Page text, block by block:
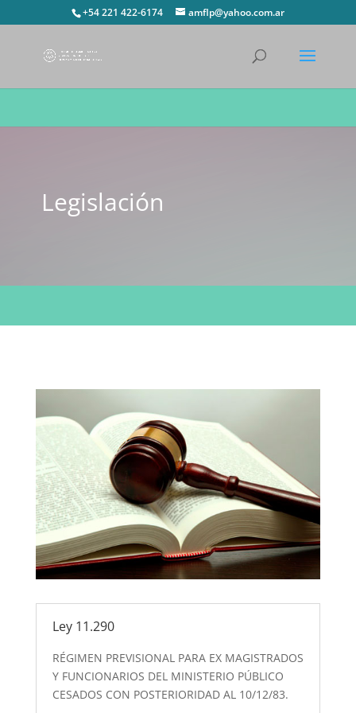
+54 221 422-6174 amflp@yahoo.com.ar
Legislación
Ley 11.290
RÉGIMEN PREVISIONAL PARA EX MAGISTRADOS
Y FUNCIONARIOS DEL MINISTERIO PÚBLICO
CESADOS CON POSTERIORIDAD AL 10/12/83.